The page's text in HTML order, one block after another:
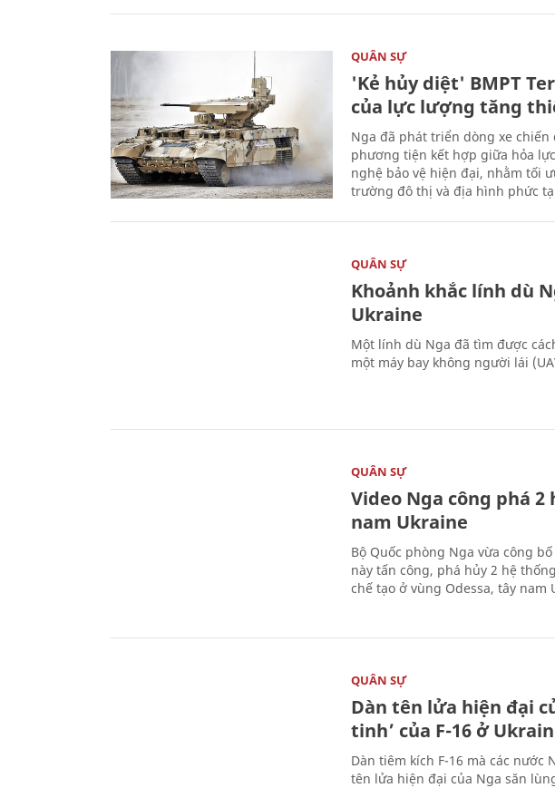
QUÂN SỰ
'Kẻ hủy diệt' BMPT
của lực lượng tăng
Nga đã phát triển dòng xe
phương tiện kết hợp giữa hỏa
nghệ bảo vệ hiện đại, nhằm tối
trường đô thị và địa hình phức
QUÂN SỰ
Khoảnh khắc lính dù
Ukraine
Một lính dù Nga đã tìm được
một máy bay không người lái
QUÂN SỰ
Video Nga công phá
nam Ukraine
Bộ Quốc phòng Nga vừa công
này tấn công, phá hủy 2 hệ
chế tạo ở vùng Odessa, tây nam
QUÂN SỰ
Dàn tên lửa hiện đại
tinh’ của F-16 ở
Dàn tiêm kích F-16 mà các nước
tên lửa hiện đại của Nga săn